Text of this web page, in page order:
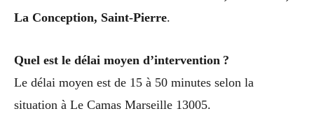
La Conception, Saint-Pierre.
Quel est le délai moyen d’intervention ?
Le délai moyen est de 15 à 50 minutes selon la
situation à Le Camas Marseille 13005.